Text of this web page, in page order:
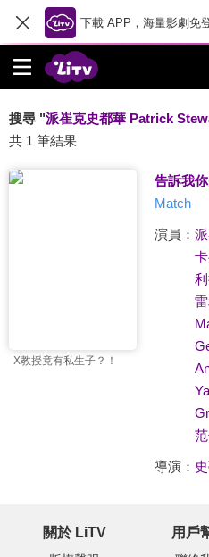
下載 APP，海量影劇免
搜尋 "派崔克史都華 Patrick
共 1 筆結果
X教授竟有私生子？！
告訴我
Match
演員：
導演：
關於 LiTV 用戶